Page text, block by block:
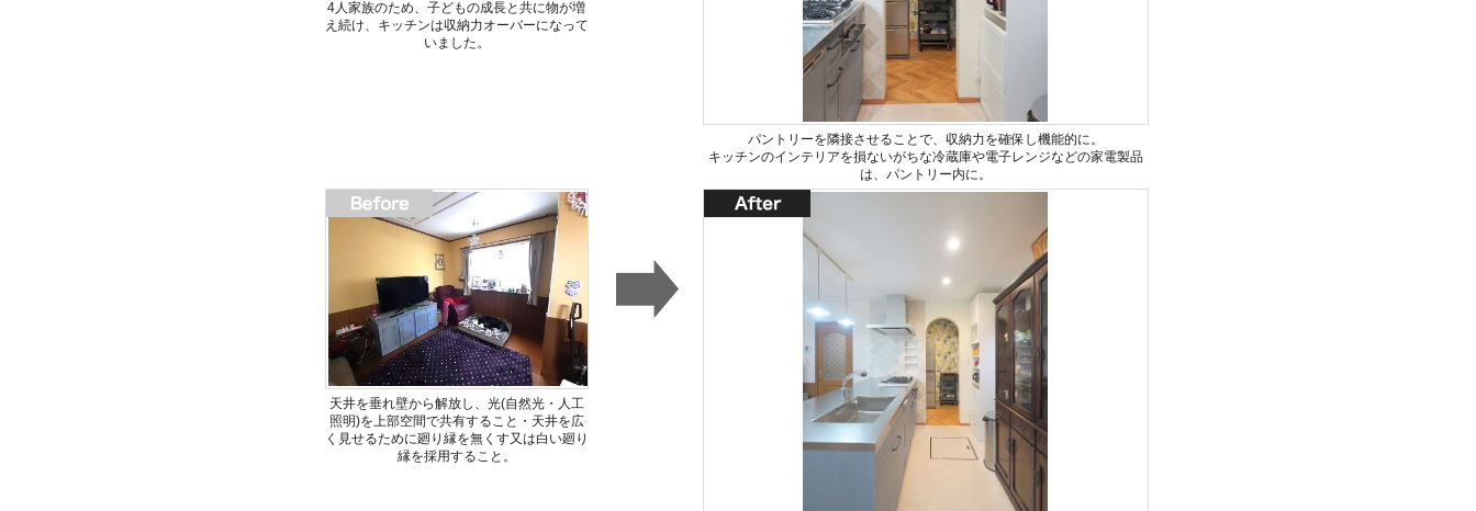
4人家族のため、子どもの成長と共に物が増
え続け、キッチンは収納力オーバーになって
いました。
パントリーを隣接させることで、収納力を確保し機能的に。
キッチンのインテリアを損ないがちな冷蔵庫や電子レンジなどの家電製品
は、パントリー内に。
天井を垂れ壁から解放し、光(自然光・人工
照明)を上部空間で共有すること・天井を広
く見せるために廻り縁を無くす又は白い廻り
縁を採用すること。